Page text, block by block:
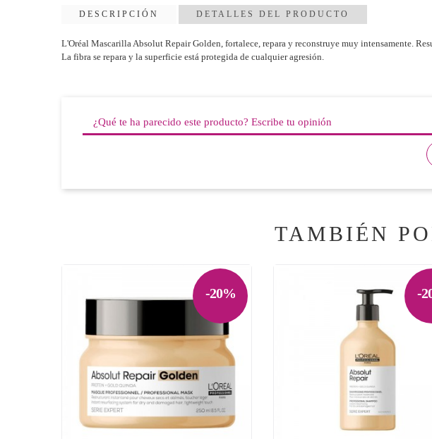
DESCRIPCIÓN DETALLES DEL PRODUCTO
L'Oréal Mascarilla Absolut Repair Golden, fortalece, repara y reconstruye muy intensamente.
La fibra se repara y la superficie está protegida de cualquier agresión.
¿Qué te ha parecido este producto? Escribe tu opinión
TAMBIÉN
-20%

-